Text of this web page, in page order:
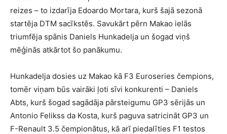
reizes – to izdarīja Edoardo Mortara, kurš šajā sezonā
startēja DTM sacīkstēs. Savukārt pērn Makao ielās
triumfēja spānis Daniels Hunkadelja un šogad viņš
mēģinās atkārtot šo panākumu.
Hunkadelja dosies uz Makao kā F3 Euroseries čempions,
tomēr viņam būs vairāki ļoti sīvi konkurenti – Daniels
Abts, kurš šogad sagādāja pārsteigumu GP3 sērijās un
Antonio Felikss da Kosta, kurš paguva satricināt GP3 un
F-Renault 3.5 čempionātus, kā arī piedalīties F1 testos